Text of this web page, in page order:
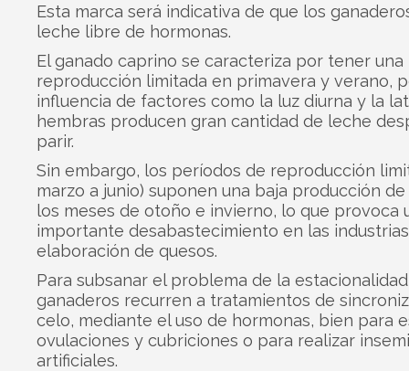
Esta marca será indicativa de que los
leche libre de hormonas.
El ganado caprino se caracteriza por tener una
reproducción limitada en primavera y verano,
influencia de factores como la luz diurna y la
hembras producen gran cantidad de leche
parir.
Sin embargo, los períodos de reproducción
marzo a junio) suponen una baja producción
los meses de otoño e invierno, lo que provoca
importante desabastecimiento en las
elaboración de quesos.
Para subsanar el problema de la
ganaderos recurren a tratamientos de
celo, mediante el uso de hormonas, bien para
ovulaciones y cubriciones o para realizar
artificiales.